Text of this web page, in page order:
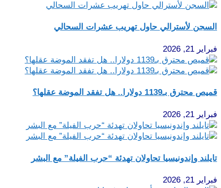
السجن لأسترالي حاول تهريب عشرات السحالي
فبراير 21, 2026
قميص محترق بـ1139 دولارا.. هل تفقد الموضة عقلها؟
فبراير 21, 2026
تايلند وإندونيسيا تحاولان تهدئة “حرب الفيلة” مع البشر
فبراير 21, 2026